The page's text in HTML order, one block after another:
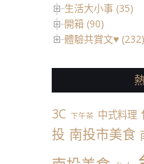
生活大小事 (35)
開箱 (90)
體驗共賞文♥ (232)
3C 下午茶 中式料理
投 南投市美食